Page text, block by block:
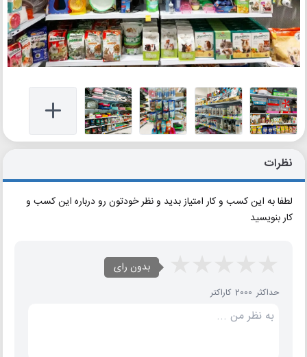
نظرات
لطفا به این کسب و کار امتیاز بدید و نظر خودتون رو درباره این کسب و
کار بنویسید
بدون رای
حداکثر 2000 کاراکتر